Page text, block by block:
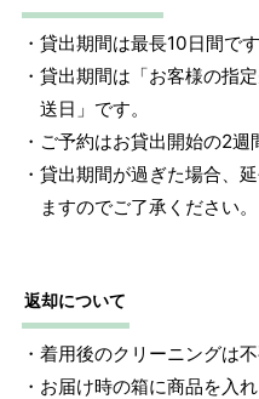
2 鯨尺寸法となりますので
ります。
・貸出期間は最長10日間です
・貸出期間は「お客様の指
送日」です。
・ご予約はお貸出開始の2週
・貸出期間が過ぎた場合、
ますのでご了承ください。
返却について
・着用後のクリーニングは不
・お届け時の箱に商品を入